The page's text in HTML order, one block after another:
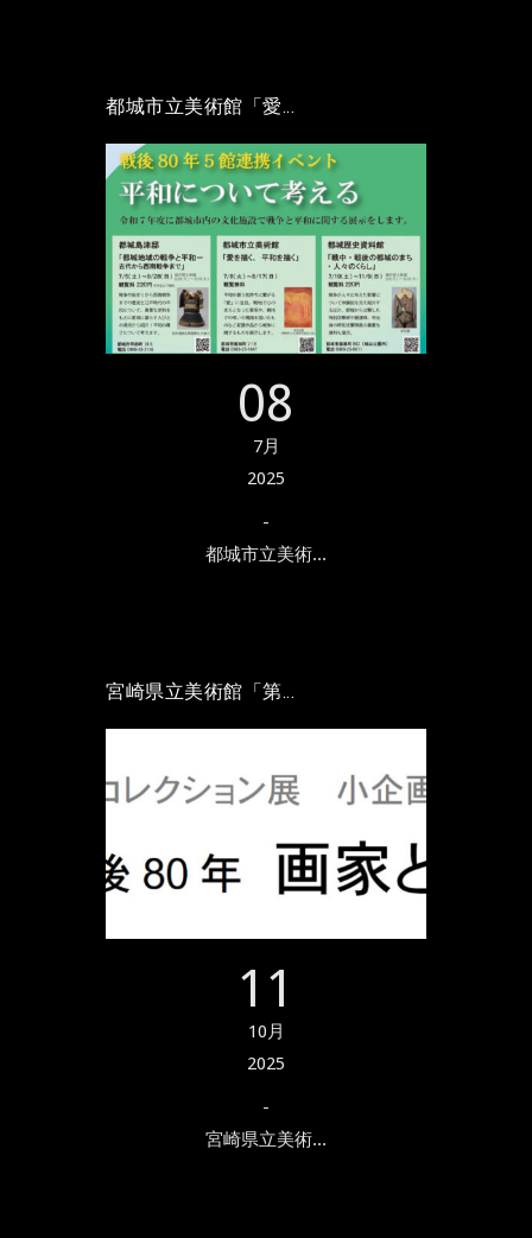
都城市立美術館「愛...
08
7月
2025
-
都城市立美術...
宮崎県立美術館「第...
11
10月
2025
-
宮崎県立美術...